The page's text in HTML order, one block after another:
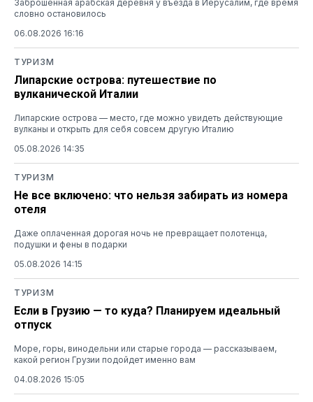
Заброшенная арабская деревня у въезда в Иерусалим, где время
словно остановилось
06.08.2026 16:16
ТУРИЗМ
Липарские острова: путешествие по
вулканической Италии
Липарские острова — место, где можно увидеть действующие
вулканы и открыть для себя совсем другую Италию
05.08.2026 14:35
ТУРИЗМ
Не все включено: что нельзя забирать из номера
отеля
Даже оплаченная дорогая ночь не превращает полотенца,
подушки и фены в подарки
05.08.2026 14:15
ТУРИЗМ
Если в Грузию — то куда? Планируем идеальный
отпуск
Море, горы, винодельни или старые города — рассказываем,
какой регион Грузии подойдет именно вам
04.08.2026 15:05